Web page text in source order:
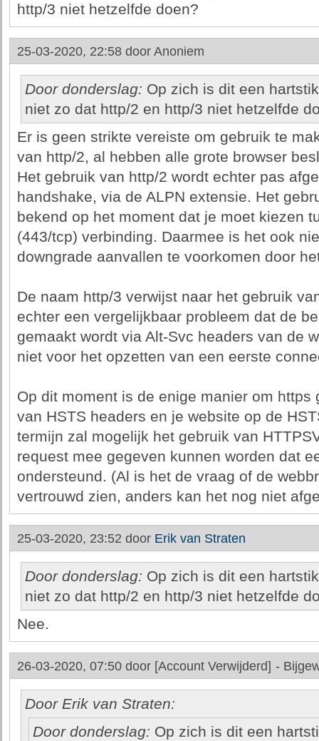
http/3 niet hetzelfde doen?
25-03-2020, 22:58 door Anoniem
Door donderslag: Op zich is dit een
niet zo dat http/2 en http/3 niet hetzelfde
Er is geen strikte vereiste om gebruik te
van http/2, al hebben alle grote browser
Het gebruik van http/2 wordt echter pas
handshake, via de ALPN extensie. Het
bekend op het moment dat je moet kiezen
(443/tcp) verbinding. Daarmee is het ook
downgrade aanvallen te voorkomen door
De naam http/3 verwijst naar het gebruik
echter een vergelijkbaar probleem dat de
gemaakt wordt via Alt-Svc headers van de
niet voor het opzetten van een eerste
Op dit moment is de enige manier om https
van HSTS headers en je website op de
termijn zal mogelijk het gebruik van
request mee gegeven kunnen worden dat
ondersteund. (Al is het de vraag of de
vertrouwd zien, anders kan het nog niet
25-03-2020, 23:52 door Erik van Straten
Door donderslag: Op zich is dit een
niet zo dat http/2 en http/3 niet hetzelfde
Nee.
26-03-2020, 07:50 door [Account Verwijderd] -
Door Erik van Straten:
Door donderslag: Op zich is dit een